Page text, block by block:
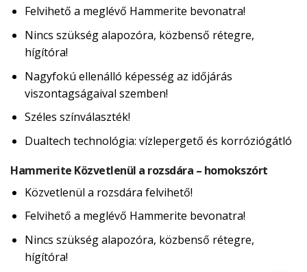
Felvihető a meglévő Hammerite bevonatra!
Nincs szükség alapozóra, közbenső rétegre,
hígítóra!
Nagyfokú ellenálló képesség az időjárás
viszontagságaival szemben!
Széles színválaszték!
Dualtech technológia: vízlepergető és korróziógátló
Hammerite Közvetlenül a rozsdára – homokszórt
Közvetlenül a rozsdára felvihető!
Felvihető a meglévő Hammerite bevonatra!
Nincs szükség alapozóra, közbenső rétegre,
hígítóra!